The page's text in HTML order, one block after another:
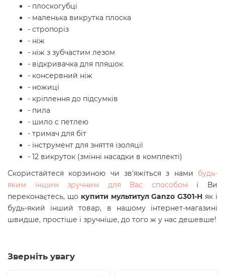
- плоскогубці
- маленька викрутка плоска
- стропоріз
- ніж
- ніж з зубчастим лезом
- відкривачка для пляшок
- консервний ніж
- ножиці
- кріплення до підсумків
- пила
- шило c петлею
- тримач для біт
- інструмент для зняття ізоляції
- 12 викруток (змінні насадки в комплекті)
Скористайтеся корзиною чи зв'яжіться з нами будь-
яким іншим зручним для Вас способом і Ви
переконаєтесь, що купити мультитул Ganzo G301-H як і
будь-який інший товар, в нашому інтернет-магазині
швидше, простіше і зручніше, до того ж у нас дешевше!
Зверніть увагу